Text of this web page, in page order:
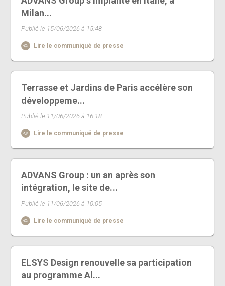
Milan...
Publié le 15/06/2026 à 15:48
Lire le communiqué de presse
Terrasse et Jardins de Paris accélère son
développeme...
Publié le 11/06/2026 à 16:18
Lire le communiqué de presse
ADVANS Group : un an après son
intégration, le site de...
Publié le 11/06/2026 à 10:05
Lire le communiqué de presse
ELSYS Design renouvelle sa participation
au programme Al...